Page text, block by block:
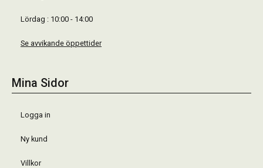
Lördag : 10:00 - 14:00
Se avvikande öppettider
Mina Sidor
Logga in
Ny kund
Villkor